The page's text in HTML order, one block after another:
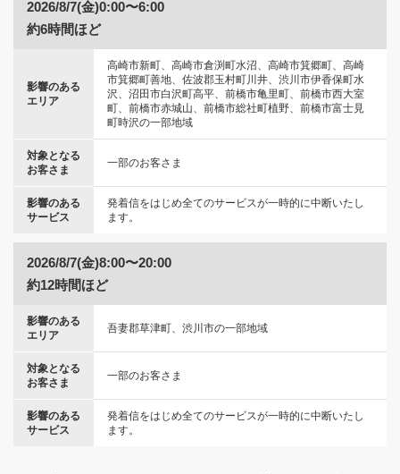
2026/8/7(金)0:00〜6:00
約6時間ほど
影響のある
エリア
高崎市新町、高崎市倉渕町水沼、高崎市箕郷町、高崎
市箕郷町善地、佐波郡玉村町川井、渋川市伊香保町水
沢、沼田市白沢町高平、前橋市亀里町、前橋市西大室
町、前橋市赤城山、前橋市総社町植野、前橋市富士見
町時沢の一部地域
対象となる
お客さま
一部のお客さま
影響のある
サービス
発着信をはじめ全てのサービスが一時的に中断いたし
ます。
2026/8/7(金)8:00〜20:00
約12時間ほど
影響のある
エリア
吾妻郡草津町、渋川市の一部地域
対象となる
お客さま
一部のお客さま
影響のある
サービス
発着信をはじめ全てのサービスが一時的に中断いたし
ます。